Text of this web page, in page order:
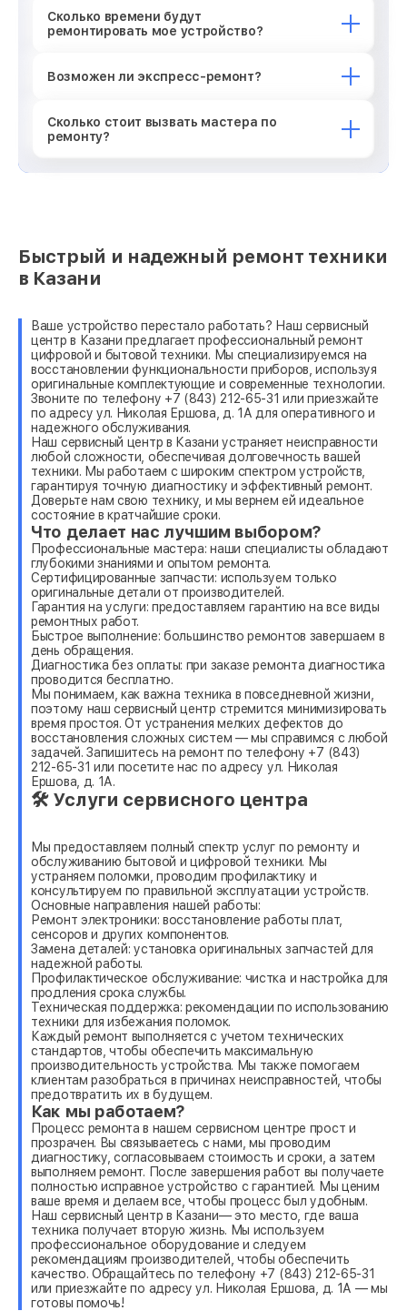
Сколько времени будут
ремонтировать мое устройство?
Возможен ли экспресс-ремонт?
Сколько стоит вызвать мастера по
ремонту?
Быстрый и надежный ремонт техники
в Казани
Ваше устройство перестало работать? Наш сервисный
центр в Казани предлагает профессиональный ремонт
цифровой и бытовой техники. Мы специализируемся на
восстановлении функциональности приборов, используя
оригинальные комплектующие и современные технологии.
Звоните по телефону +7 (843) 212-65-31 или приезжайте
по адресу ул. Николая Ершова, д. 1А для оперативного и
надежного обслуживания.
Наш сервисный центр в Казани устраняет неисправности
любой сложности, обеспечивая долговечность вашей
техники. Мы работаем с широким спектром устройств,
гарантируя точную диагностику и эффективный ремонт.
Доверьте нам свою технику, и мы вернем ей идеальное
состояние в кратчайшие сроки.
Что делает нас лучшим выбором?
Профессиональные мастера: наши специалисты обладают
глубокими знаниями и опытом ремонта.
Сертифицированные запчасти: используем только
оригинальные детали от производителей.
Гарантия на услуги: предоставляем гарантию на все виды
ремонтных работ.
Быстрое выполнение: большинство ремонтов завершаем в
день обращения.
Диагностика без оплаты: при заказе ремонта диагностика
проводится бесплатно.
Мы понимаем, как важна техника в повседневной жизни,
поэтому наш сервисный центр стремится минимизировать
время простоя. От устранения мелких дефектов до
восстановления сложных систем — мы справимся с любой
задачей. Запишитесь на ремонт по телефону +7 (843)
212-65-31 или посетите нас по адресу ул. Николая
Ершова, д. 1А.
🛠 Услуги сервисного центра
Мы предоставляем полный спектр услуг по ремонту и
обслуживанию бытовой и цифровой техники. Мы
устраняем поломки, проводим профилактику и
консультируем по правильной эксплуатации устройств.
Основные направления нашей работы:
Ремонт электроники: восстановление работы плат,
сенсоров и других компонентов.
Замена деталей: установка оригинальных запчастей для
надежной работы.
Профилактическое обслуживание: чистка и настройка для
продления срока службы.
Техническая поддержка: рекомендации по использованию
техники для избежания поломок.
Каждый ремонт выполняется с учетом технических
стандартов, чтобы обеспечить максимальную
производительность устройства. Мы также помогаем
клиентам разобраться в причинах неисправностей, чтобы
предотвратить их в будущем.
Как мы работаем?
Процесс ремонта в нашем сервисном центре прост и
прозрачен. Вы связываетесь с нами, мы проводим
диагностику, согласовываем стоимость и сроки, а затем
выполняем ремонт. После завершения работ вы получаете
полностью исправное устройство с гарантией. Мы ценим
ваше время и делаем все, чтобы процесс был удобным.
Наш сервисный центр в Казани— это место, где ваша
техника получает вторую жизнь. Мы используем
профессиональное оборудование и следуем
рекомендациям производителей, чтобы обеспечить
качество. Обращайтесь по телефону +7 (843) 212-65-31
или приезжайте по адресу ул. Николая Ершова, д. 1А — мы
готовы помочь!